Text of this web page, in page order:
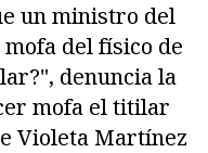
un ministro del
del físico de
denuncia la
mofa el titilar
Violeta Martínez